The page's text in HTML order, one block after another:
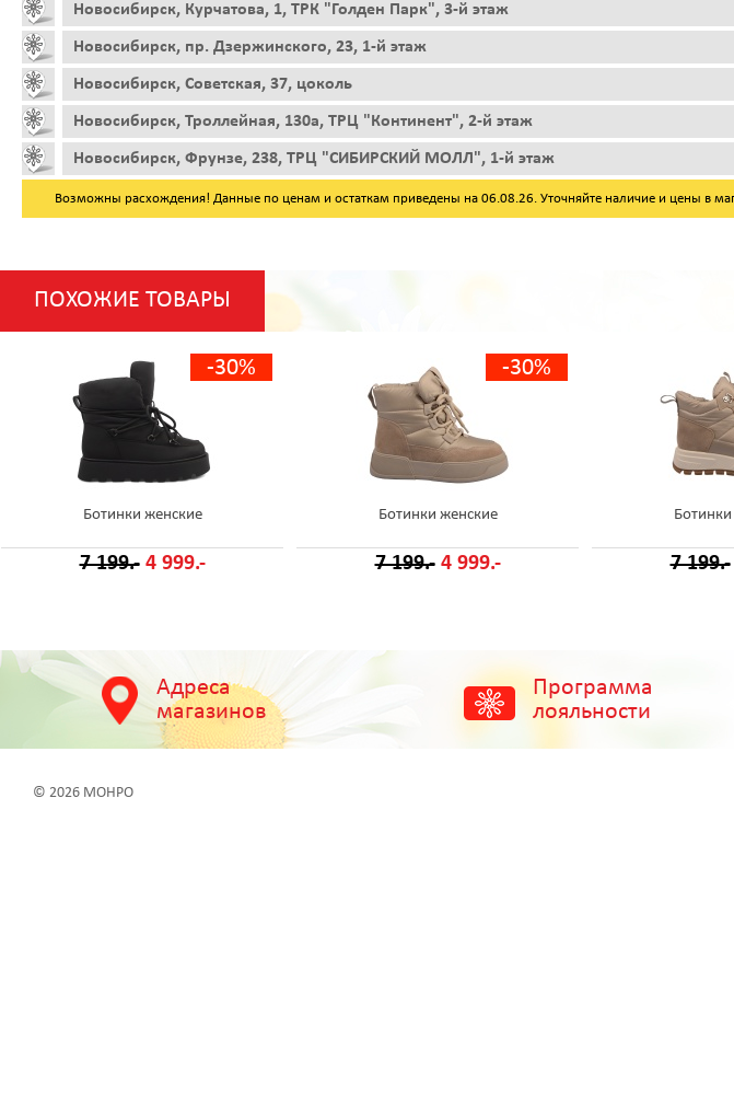
Новосибирск, Курчатова, 1, ТРК "Голден Парк", 3-й этаж
Новосибирск, пр. Дзержинского, 23, 1-й этаж
Новосибирск, Советская, 37, цоколь
Новосибирск, Троллейная, 130а, ТРЦ "Континент", 2-й этаж
Новосибирск, Фрунзе, 238, ТРЦ "СИБИРСКИЙ МОЛЛ", 1-й этаж
Возможны расхождения! Данные по ценам и остаткам приведены на 06.08.26. Уточняйте наличие и цены в
ПОХОЖИЕ ТОВАРЫ
-30%
Ботинки женские
7 199.- 4 999.-
-30%
Ботинки женские
7 199.- 4 999.- 7 199.-
Адреса
магазинов
Программа
лояльности
© 2026 МОНРО